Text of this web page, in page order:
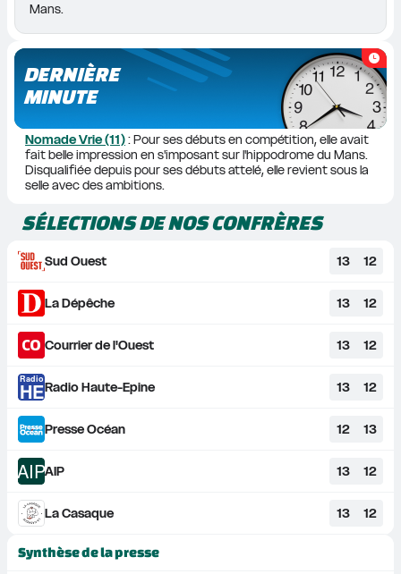
Mans.
DERNIÈRE
MINUTE
Nomade Vrie (11) : Pour ses débuts en compétition, elle avait
fait belle impression en s'imposant sur l'hippodrome du Mans.
Disqualifiée depuis pour ses débuts attelé, elle revient sous la
selle avec des ambitions.
SÉLECTIONS DE NOS CONFRÈRES
Sud Ouest 13 12
La Dépêche 13 12
Courrier de l'Ouest 13 12
Radio
HERadio Haute-Epine 13 12
Presse Océan 12 13
AIPAIP 13 12
La Casaque 13 12
Synthèse de la presse